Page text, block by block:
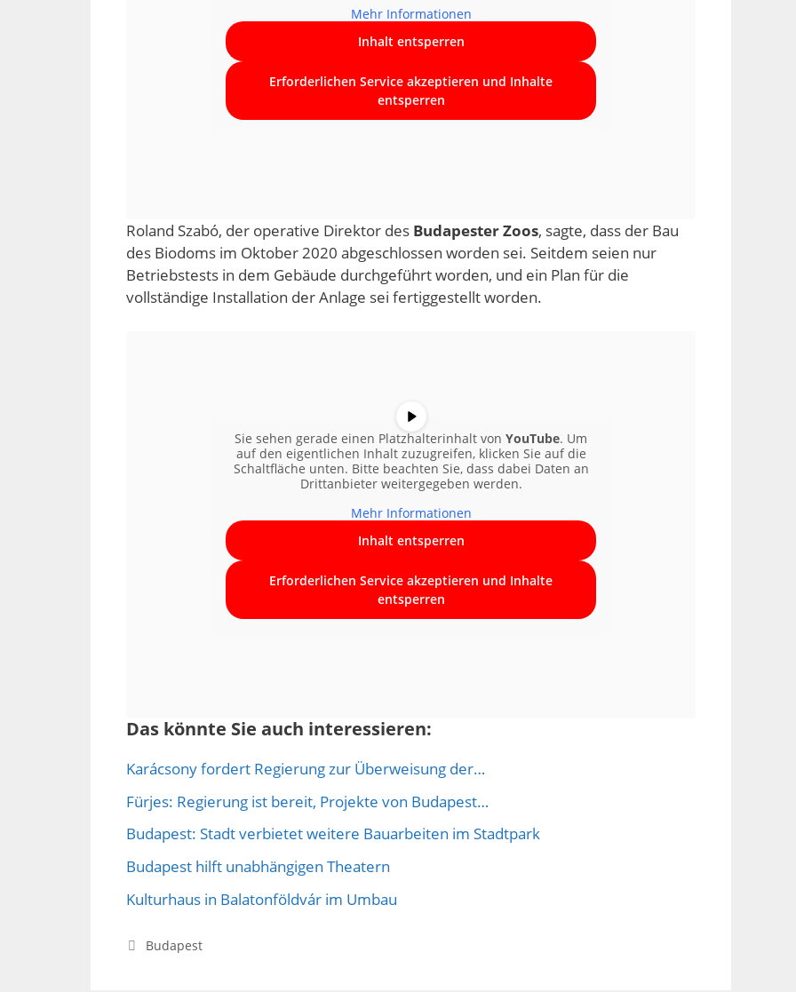
Mehr Informationen
Inhalt entsperren
Erforderlichen Service akzeptieren und Inhalte
entsperren
Roland Szabó, der operative Direktor des Budapester Zoos, sagte, dass der Bau
des Biodoms im Oktober 2020 abgeschlossen worden sei. Seitdem seien nur
Betriebstests in dem Gebäude durchgeführt worden, und ein Plan für die
vollständige Installation der Anlage sei fertiggestellt worden.
Sie sehen gerade einen Platzhalterinhalt von YouTube. Um
auf den eigentlichen Inhalt zuzugreifen, klicken Sie auf die
Schaltfläche unten. Bitte beachten Sie, dass dabei Daten an
Drittanbieter weitergegeben werden.
Mehr Informationen
Inhalt entsperren
Erforderlichen Service akzeptieren und Inhalte
entsperren
Das könnte Sie auch interessieren:
Karácsony fordert Regierung zur Überweisung der…
Fürjes: Regierung ist bereit, Projekte von Budapest…
Budapest: Stadt verbietet weitere Bauarbeiten im Stadtpark
Budapest hilft unabhängigen Theatern
Kulturhaus in Balatonföldvár im Umbau
Kategorien
Budapest